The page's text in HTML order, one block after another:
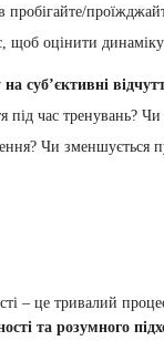
пробігайте/
щоб оцінити динаміку
суб’єктивні
під час тренувань? Чи
Чи зменшується
– це тривалий
та розумного